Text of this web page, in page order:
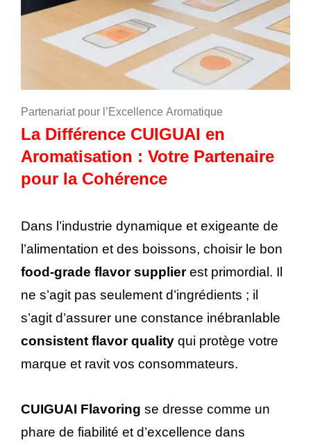
Partenariat pour l’Excellence Aromatique
La Différence CUIGUAI en
Aromatisation : Votre Partenaire
pour la Cohérence
Dans l’industrie dynamique et exigeante de
l’alimentation et des boissons, choisir le bon
food-grade flavor supplierest primordial. Il
ne s’agit pas seulement d’ingrédients ; il
s’agit d’assurer une constance inébranlable
consistent flavor quality qui protège votre
marque et ravit vos consommateurs.
CUIGUAI Flavoring se dresse comme un
phare de fiabilité et d’excellence dans